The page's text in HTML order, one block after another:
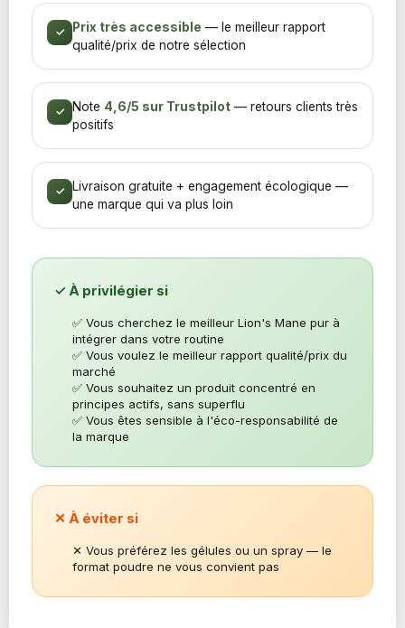
✓ Prix très accessible — le meilleur rapport
qualité/prix de notre sélection
✓ Note 4,6/5 sur Trustpilot — retours clients très
positifs
✓
Livraison gratuite + engagement écologique —
une marque qui va plus loin
✓ À privilégier si
✅ Vous cherchez le meilleur Lion's Mane pur à
intégrer dans votre routine
✅ Vous voulez le meilleur rapport qualité/prix du
marché
✅ Vous souhaitez un produit concentré en
principes actifs, sans superflu
✅ Vous êtes sensible à l'éco-responsabilité de
la marque
✕ À éviter si
✕ Vous préférez les gélules ou un spray — le
format poudre ne vous convient pas